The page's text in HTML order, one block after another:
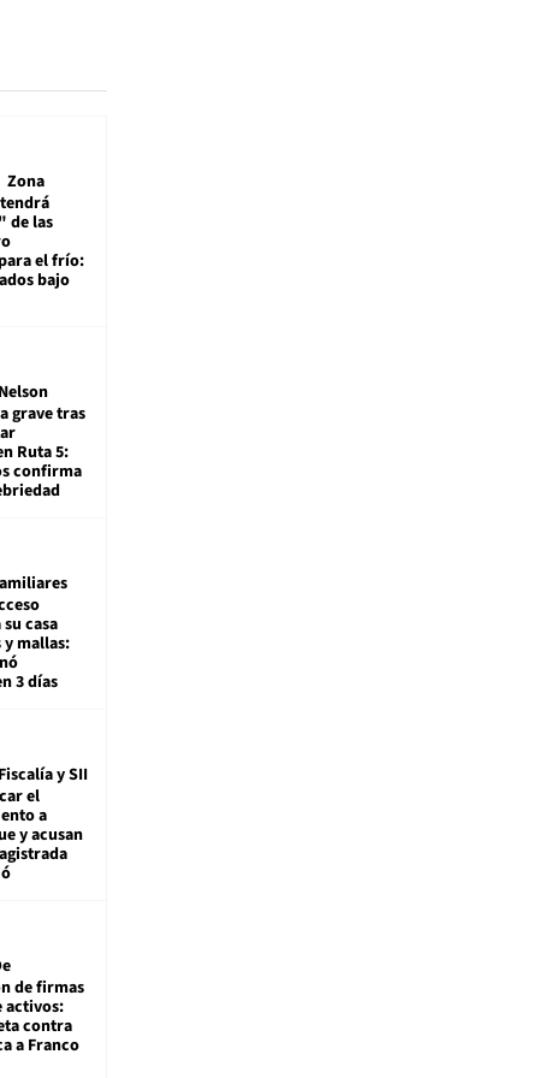
Zona
de las
el frío:
bajo
Nelson
grave tras
Ruta 5:
confirma
casa
mallas:
3 días
Fiscalía y SII
el
a
y acusan
de firmas
activos:
contra
a Franco